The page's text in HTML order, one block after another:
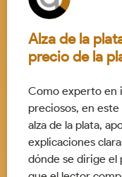
Alza de la
precio de la
Como experto en
preciosos, en este
alza de la plata,
explicaciones
dónde se dirige el